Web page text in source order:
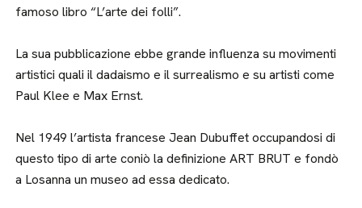
famoso libro “L’arte dei folli”.
La sua pubblicazione ebbe grande influenza su movimenti
artistici quali il dadaismo e il surrealismo e su artisti come
Paul Klee e Max Ernst.
Nel 1949 l’artista francese Jean Dubuffet occupandosi di
questo tipo di arte coniò la definizione ART BRUT e fondò
a Losanna un museo ad essa dedicato.